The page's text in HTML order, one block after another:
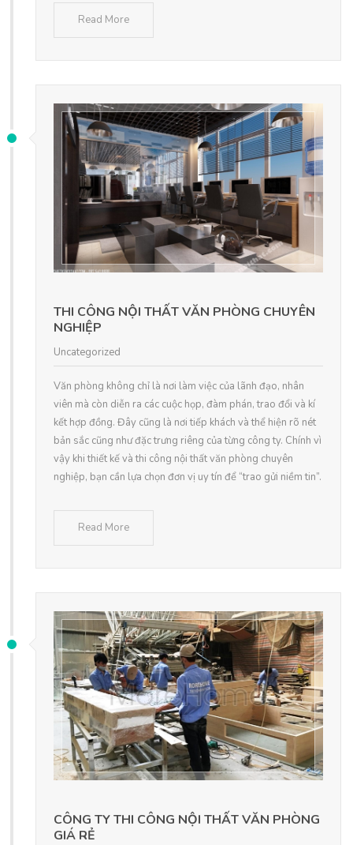
Read More
THI CÔNG NỘI THẤT VĂN PHÒNG CHUYÊN
NGHIỆP
Uncategorized
Văn phòng không chỉ là nơi làm việc của lãnh đạo, nhân
viên mà còn diễn ra các cuộc họp, đàm phán, trao đổi và kí
kết hợp đồng. Đây cũng là nơi tiếp khách và thể hiện rõ nét
bản sắc cũng như đặc trưng riêng của từng công ty. Chính vì
vậy khi thiết kế và thi công nội thất văn phòng chuyên
nghiệp, bạn cần lựa chọn đơn vị uy tín để “trao gửi niềm tin”.
Read More
CÔNG TY THI CÔNG NỘI THẤT VĂN PHÒNG
GIÁ RẺ